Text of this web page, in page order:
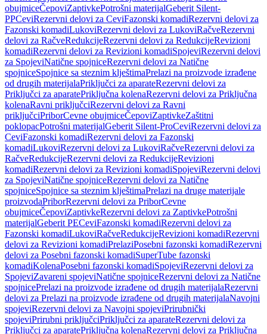
obujmiceČepoviZaptivkePotrošni materijalGeberit Silent-
PPCeviRezervni delovi za CeviFazonski komadiRezervni delovi za
Fazonski komadiLukoviRezervni delovi za LukoviRačveRezervni
delovi za RačveRedukcijeRezervni delovi za RedukcijeRevizioni
komadiRezervni delovi za Revizioni komadiSpojeviRezervni delovi
za SpojeviNatične spojniceRezervni delovi za Natične
spojniceSpojnice sa steznim klještimaPrelazi na proizvode izrađene
od drugih materijalaPriključci za aparateRezervni delovi za
Priključci za aparatePriključna kolenaRezervni delovi za Priključna
kolenaRavni priključciRezervni delovi za Ravni
priključciPriborCevne obujmiceČepoviZaptivkeZaštitni
poklopacPotrošni materijalGeberit Silent-ProCeviRezervni delovi za
CeviFazonski komadiRezervni delovi za Fazonski
komadiLukoviRezervni delovi za LukoviRačveRezervni delovi za
RačveRedukcijeRezervni delovi za RedukcijeRevizioni
komadiRezervni delovi za Revizioni komadiSpojeviRezervni delovi
za SpojeviNatične spojniceRezervni delovi za Natične
spojniceSpojnice sa steznim klještimaPrelazi na druge materijale
proizvodaPriborRezervni delovi za PriborCevne
obujmiceČepoviZaptivkeRezervni delovi za ZaptivkePotrošni
materijalGeberit PECeviFazonski komadiRezervni delovi za
Fazonski komadiLukoviRačveRedukcijeRevizioni komadiRezervni
delovi za Revizioni komadiPrelaziPosebni fazonski komadiRezervni
delovi za Posebni fazonski komadiSuperTube fazonski
komadiKolenaPosebni fazonski komadiSpojeviRezervni delovi za
SpojeviZavareni spojeviNatične spojniceRezervni delovi za Natične
spojnicePrelazi na proizvode izrađene od drugih materijalaRezervni
delovi za Prelazi na proizvode izrađene od drugih materijalaNavojni
spojeviRezervni delovi za Navojni spojeviPrirubnički
spojeviPrirubni priključciPriključci za aparateRezervni delovi za
Priključci za aparatePriključna kolenaRezervni delovi za Priključna